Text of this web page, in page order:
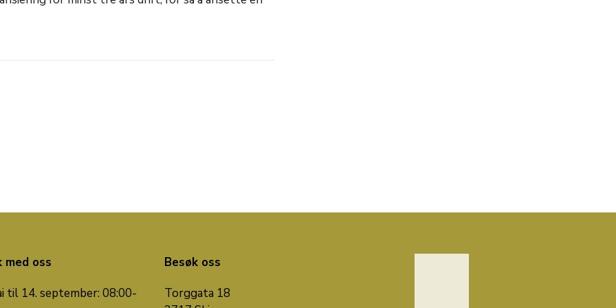
med oss
til 14. september: 08:00-
Besøk oss
Torggata 18